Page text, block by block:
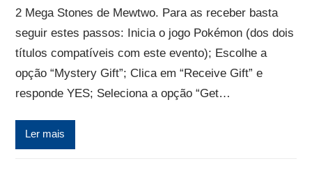
2 Mega Stones de Mewtwo. Para as receber basta
seguir estes passos: Inicia o jogo Pokémon (dos dois
títulos compatíveis com este evento); Escolhe a
opção “Mystery Gift”; Clica em “Receive Gift” e
responde YES; Seleciona a opção “Get…
Ler mais